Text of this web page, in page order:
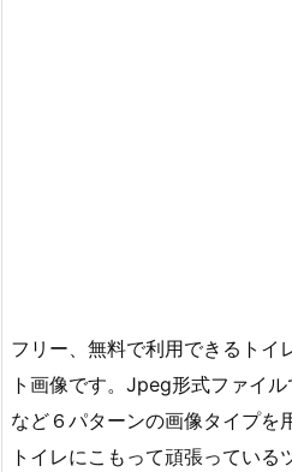
フリー、無料で利用できるトイ
ト画像です。Jpeg形式ファイ
など６パターンの画像タイプを
トイレにこもって頑張っている